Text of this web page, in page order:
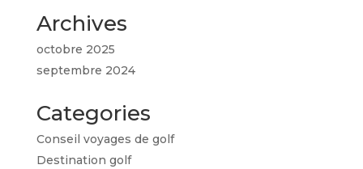
Archives
octobre 2025
septembre 2024
Categories
Conseil voyages de golf
Destination golf